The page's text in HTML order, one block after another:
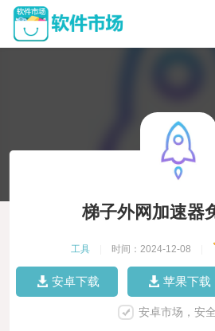
梯子外网加速器
工具 时间：2024-12-08
安卓下载 苹果下载
安卓市场，安